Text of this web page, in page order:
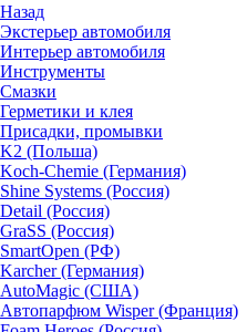
Назад
Экстерьер автомобиля
Интерьер автомобиля
Инструменты
Смазки
Герметики и клея
Присадки, промывки
K2 (Польша)
Koch-Chemie (Германия)
Shine Systems (Россия)
Detail (Россия)
GraSS (Россия)
SmartOpen (РФ)
Karcher (Германия)
AutoMagic (США)
Автопарфюм Wisper (Франция)